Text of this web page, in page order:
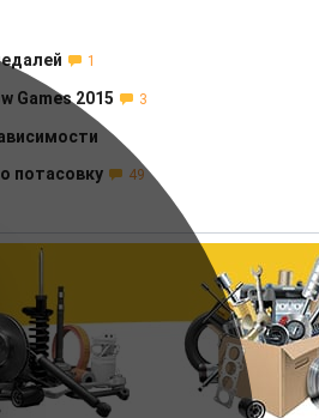
1
Games 2015 3
потасовку
49